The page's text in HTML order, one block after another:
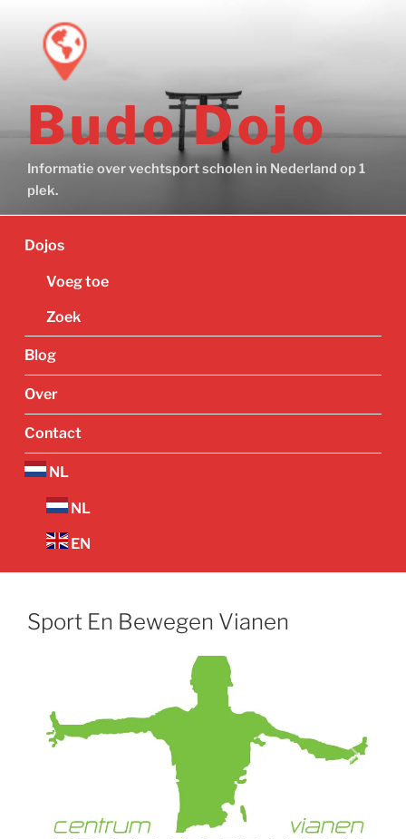
Budo Dojo
Informatie over vechtsport scholen in Nederland op 1
plek.
Dojos
Voeg toe
Zoek
Blog
Over
Contact
NL
NL
EN
Sport En Bewegen Vianen